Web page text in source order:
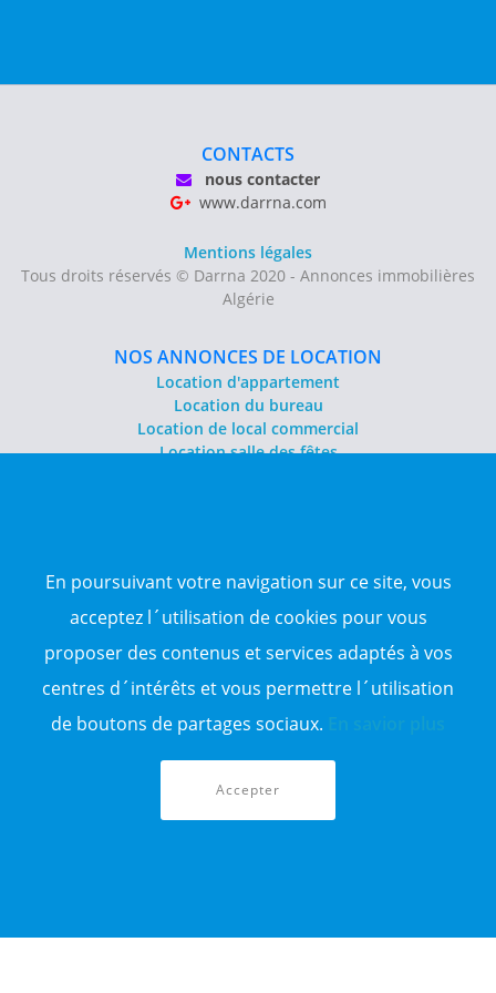
En poursuivant votre navigation sur ce site, vous
acceptez l´utilisation de cookies pour vous
proposer des contenus et services adaptés à vos
centres d´intérêts et vous permettre l´utilisation
de boutons de partages sociaux.
Accepter
CONTACTS
nous contacter
www.darrna.com
Mentions légales
Tous droits réservés © Darrna 2020 - Annonces immobilières
Algérie
NOS ANNONCES DE LOCATION
Location d'appartement
Location du bureau
Location de local commercial
Location salle des fêtes
Vente terrain
TOP WILAYA
Annonce à 16-Alger
Annonce à 06-Béjaïa
Annonce à 31-Oran
Annonce à 15-TiziOuzou